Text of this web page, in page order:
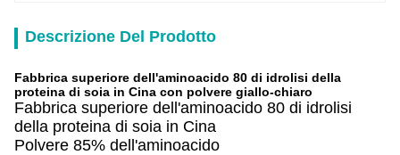
Descrizione Del Prodotto
Fabbrica superiore dell'aminoacido 80 di idrolisi della
proteina di soia in Cina con polvere giallo-chiaro
Fabbrica superiore dell'aminoacido 80 di idrolisi
della proteina di soia in Cina
Polvere 85% dell'aminoacido